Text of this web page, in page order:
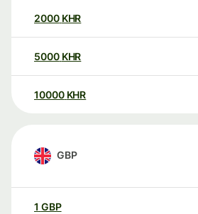
2000 KHR
5000 KHR
10000 KHR
GBP
1 GBP